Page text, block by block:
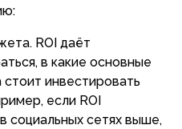
ROI даёт
в какие основные
инвестировать
если ROI
социальных сетях выше,